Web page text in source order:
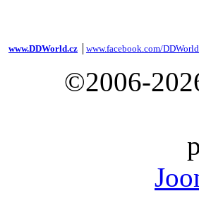
www.DDWorld.cz www.facebook.com/
©2006-